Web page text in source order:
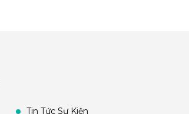
Tin Tức Sự Kiện